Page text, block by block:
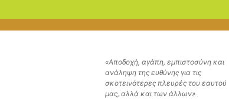
«Αποδοχή, αγάπη, εμπιστοσύνη και
ανάληψη της ευθύνης για τις
σκοτεινότερες πλευρές του εαυτού
μας, αλλά και των άλλων»